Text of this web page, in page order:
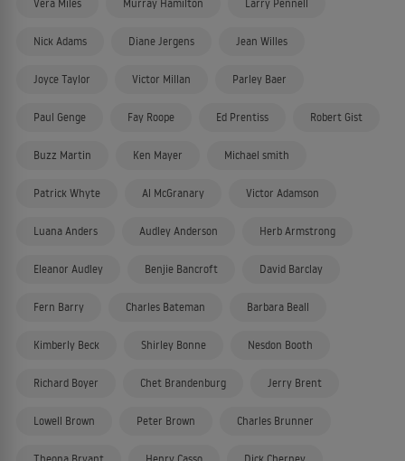
Vera Miles Murray Hamilton Larry Pennell
Nick Adams Diane Jergens Jean Willes
Joyce Taylor Victor Millan Parley Baer
Paul Genge Fay Roope Ed Prentiss Robert Gist
Buzz Martin Ken Mayer Michael smith
Patrick Whyte Al McGranary Victor Adamson
Luana Anders Audley Anderson Herb Armstrong
Eleanor Audley Benjie Bancroft David Barclay
Fern Barry Charles Bateman Barbara Beall
Kimberly Beck Shirley Bonne Nesdon Booth
Richard Boyer Chet Brandenburg Jerry Brent
Lowell Brown Peter Brown Charles Brunner